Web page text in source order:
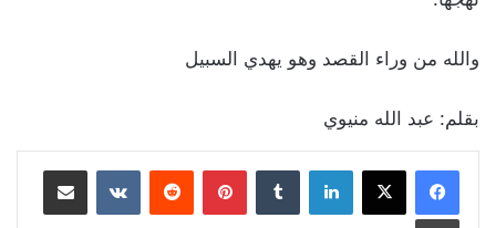
والله من وراء القصد وهو يهدي السبيل
بقلم: عبد الله منيوي
لينكدإن بينتيريست مشاركة عبر البريد
طباعة